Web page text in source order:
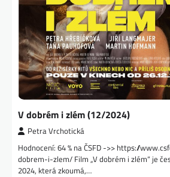
V dobrém i zlém (12/2024)
Petra Vrchotická
Hodnocení: 64 % na ČSFD ->> https://
dobrem-i-zlem/ Film „V dobrém i zlém“ je
2024, která zkoumá,…